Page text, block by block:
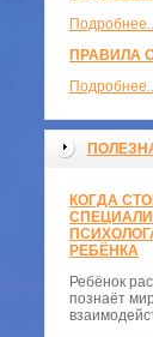
ПРАВИЛА
КОГДА
РЕБЁНКА
Ребёнок
познаёт